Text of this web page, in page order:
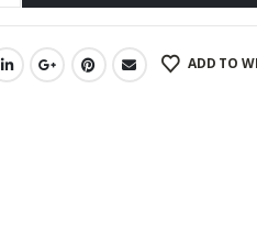
ADD TO